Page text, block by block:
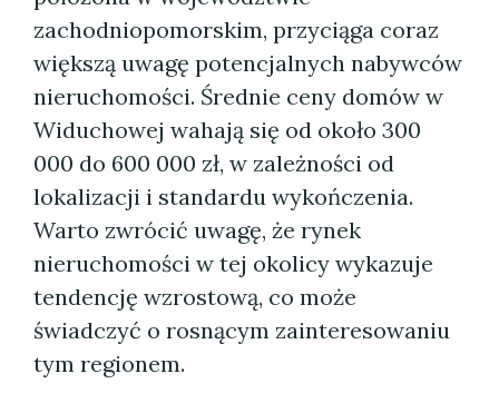
zachodniopomorskim, przyciąga coraz
większą uwagę potencjalnych nabywców
nieruchomości. Średnie ceny domów w
Widuchowej wahają się od około 300
000 do 600 000 zł, w zależności od
lokalizacji i standardu wykończenia.
Warto zwrócić uwagę, że rynek
nieruchomości w tej okolicy wykazuje
tendencję wzrostową, co może
świadczyć o rosnącym zainteresowaniu
tym regionem.